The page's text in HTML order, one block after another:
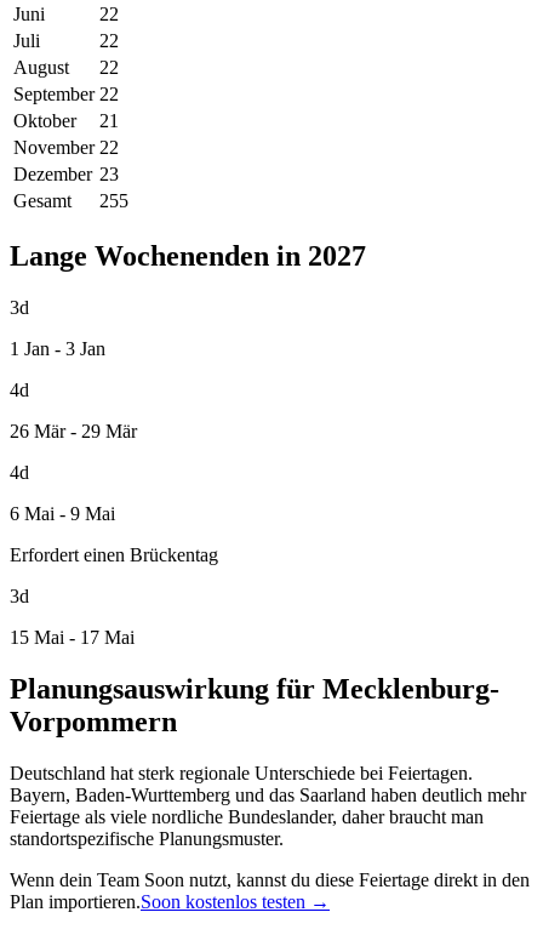
Juni
22
Juli
22
August
22
September 22
Oktober
21
November 22
Dezember 23
Gesamt
255
Lange Wochenenden in 2027
3d
1 Jan - 3 Jan
4d
26 Mär - 29 Mär
4d
6 Mai - 9 Mai
Erfordert einen Brückentag
3d
15 Mai - 17 Mai
Planungsauswirkung für Mecklenburg-
Vorpommern
Deutschland hat sterk regionale Unterschiede bei Feiertagen.
Bayern, Baden-Wurttemberg und das Saarland haben deutlich mehr
Feiertage als viele nordliche Bundeslander, daher braucht man
standortspezifische Planungsmuster.
Wenn dein Team Soon nutzt, kannst du diese Feiertage direkt in den
Plan importieren.Soon kostenlos testen →